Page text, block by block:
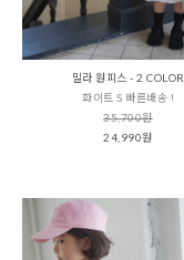
밀라 원피스 - 2 COLOR
화이트 S 빠른배송 !
35,700원
24,990원